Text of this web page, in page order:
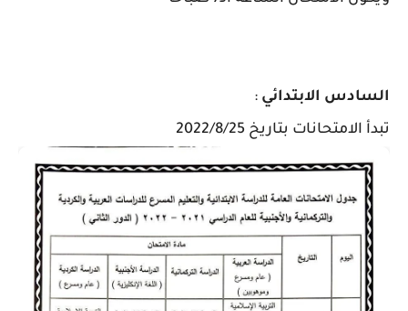
السادس الابتدائي :
تبدأ الامتحانات بتاريخ 2022/8/25